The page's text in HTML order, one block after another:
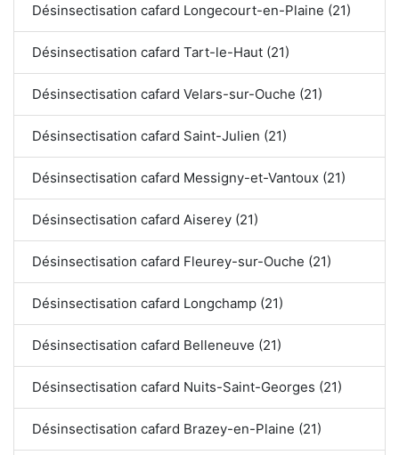
Désinsectisation cafard Longecourt-en-Plaine (21)
Désinsectisation cafard Tart-le-Haut (21)
Désinsectisation cafard Velars-sur-Ouche (21)
Désinsectisation cafard Saint-Julien (21)
Désinsectisation cafard Messigny-et-Vantoux (21)
Désinsectisation cafard Aiserey (21)
Désinsectisation cafard Fleurey-sur-Ouche (21)
Désinsectisation cafard Longchamp (21)
Désinsectisation cafard Belleneuve (21)
Désinsectisation cafard Nuits-Saint-Georges (21)
Désinsectisation cafard Brazey-en-Plaine (21)